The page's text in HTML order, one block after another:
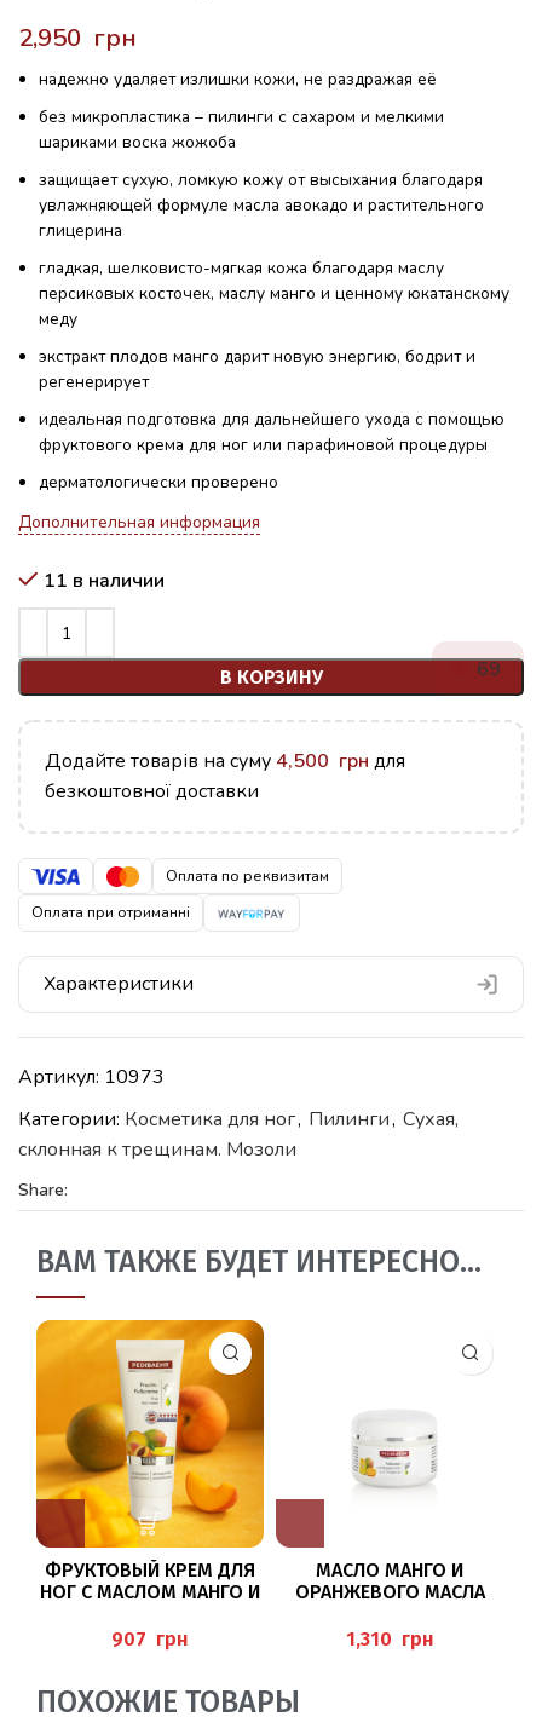
грн
надежно удаляет излишки кожи, не раздражая её
без микропластика – пилинги с сахаром и мелкими
шариками воска жожоба
защищает сухую, ломкую кожу от высыхания благодаря
увлажняющей формуле масла авокадо и растительного
глицерина
гладкая, шелковисто-мягкая кожа благодаря маслу
персиковых косточек, маслу манго и ценному юкатанскому
меду
экстракт плодов манго дарит новую энергию, бодрит и
регенерирует
идеальная подготовка для дальнейшего ухода с помощью
фруктового крема для ног или парафиновой процедуры
дерматологически проверено
Дополнительная информация
11 в наличии
В КОРЗИНУ 69
Додайте товарів на суму 4,500 грн для
безкоштовної доставки
Оплата по реквизитам
Оплата при отриманні
Характеристики
Артикул: 10973
Категории: Косметика для ног, Пилинги, Сухая,
склонная к трещинам. Мозоли
Share:
ВАМ ТАКЖЕ БУДЕТ ИНТЕРЕСНО…
ФРУКТОВЫЙ КРЕМ ДЛЯ
НОГ С МАСЛОМ МАНГО И
125МЛ (FRUCHT-
FUSSCREME) PEDIBAEHR
грн
МАСЛО МАНГО И
ОРАНЖЕВОГО МАСЛА
(FUSSBUTTER),
PEDIBAEHR
грн
ПОХОЖИЕ ТОВАРЫ